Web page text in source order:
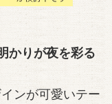
かりが夜を彩る
ンが可愛いテー